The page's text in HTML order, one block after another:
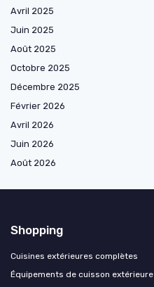
Avril 2025
Juin 2025
Août 2025
Octobre 2025
Décembre 2025
Février 2026
Avril 2026
Juin 2026
Août 2026
Shopping
Cuisines extérieures complètes
Équipements de cuisson extérieure